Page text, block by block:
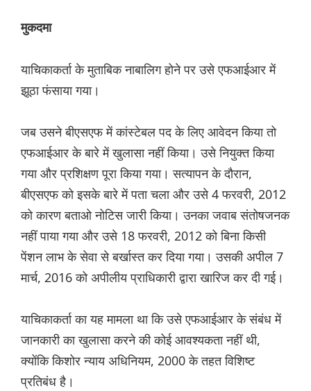
मुकदमा
याचिकाकर्ता के मुताबिक नाबालिग होने पर उसे एफआईआर में
झूठा फंसाया गया।
जब उसने बीएसएफ में कांस्टेबल पद के लिए आवेदन किया तो
एफआईआर के बारे में खुलासा नहीं किया। उसे नियुक्त किया
गया और प्रशिक्षण पूरा किया गया। सत्यापन के दौरान,
बीएसएफ को इसके बारे में पता चला और उसे 4 फरवरी, 2012
को कारण बताओ नोटिस जारी किया। उनका जवाब संतोषजनक
नहीं पाया गया और उसे 18 फरवरी, 2012 को बिना किसी
पेंशन लाभ के सेवा से बर्खास्त कर दिया गया। उसकी अपील 7
मार्च, 2016 को अपीलीय प्राधिकारी द्वारा खारिज कर दी गई।
याचिकाकर्ता का यह मामला था कि उसे एफआईआर के संबंध में
जानकारी का खुलासा करने की कोई आवश्यकता नहीं थी,
क्योंकि किशोर न्याय अधिनियम, 2000 के तहत विशिष्ट
प्रतिबंध है।